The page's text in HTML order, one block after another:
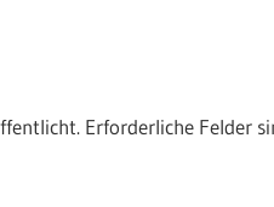
Erforderliche Felder